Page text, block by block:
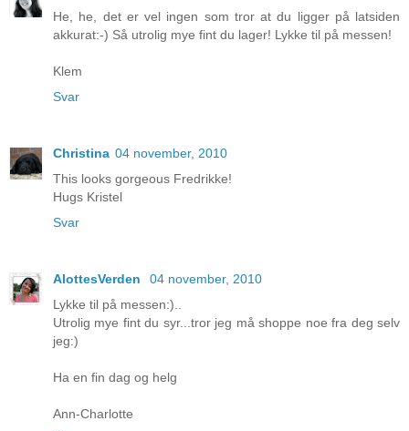
He, he, det er vel ingen som tror at du ligger på latsiden
akkurat:-) Så utrolig mye fint du lager! Lykke til på messen!
Klem
Svar
Christina 04 november, 2010
This looks gorgeous Fredrikke!
Hugs Kristel
Svar
AlottesVerden
04 november, 2010
Lykke til på messen:)..
Utrolig mye fint du syr...tror jeg må shoppe noe fra deg selv
jeg:)
Ha en fin dag og helg
Ann-Charlotte